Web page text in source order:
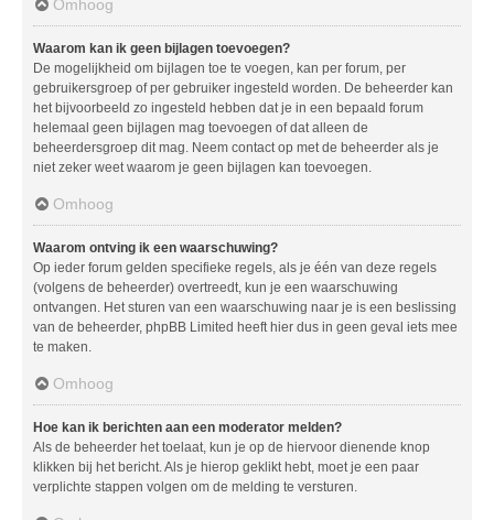
Omhoog
Waarom kan ik geen bijlagen toevoegen?
De mogelijkheid om bijlagen toe te voegen, kan per forum, per
gebruikersgroep of per gebruiker ingesteld worden. De beheerder kan
het bijvoorbeeld zo ingesteld hebben dat je in een bepaald forum
helemaal geen bijlagen mag toevoegen of dat alleen de
beheerdersgroep dit mag. Neem contact op met de beheerder als je
niet zeker weet waarom je geen bijlagen kan toevoegen.
Omhoog
Waarom ontving ik een waarschuwing?
Op ieder forum gelden specifieke regels, als je één van deze regels
(volgens de beheerder) overtreedt, kun je een waarschuwing
ontvangen. Het sturen van een waarschuwing naar je is een beslissing
van de beheerder, phpBB Limited heeft hier dus in geen geval iets mee
te maken.
Omhoog
Hoe kan ik berichten aan een moderator melden?
Als de beheerder het toelaat, kun je op de hiervoor dienende knop
klikken bij het bericht. Als je hierop geklikt hebt, moet je een paar
verplichte stappen volgen om de melding te versturen.